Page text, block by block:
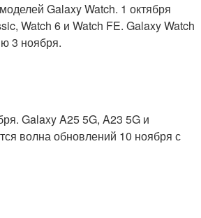
Galaxy Watch. 1 октября
Watch 6 и Watch FE. Galaxy Watch
3 ноября.
Galaxy A25 5G, A23 5G и
волна обновлений 10 ноября с